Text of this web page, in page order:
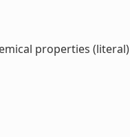
properties (literal)